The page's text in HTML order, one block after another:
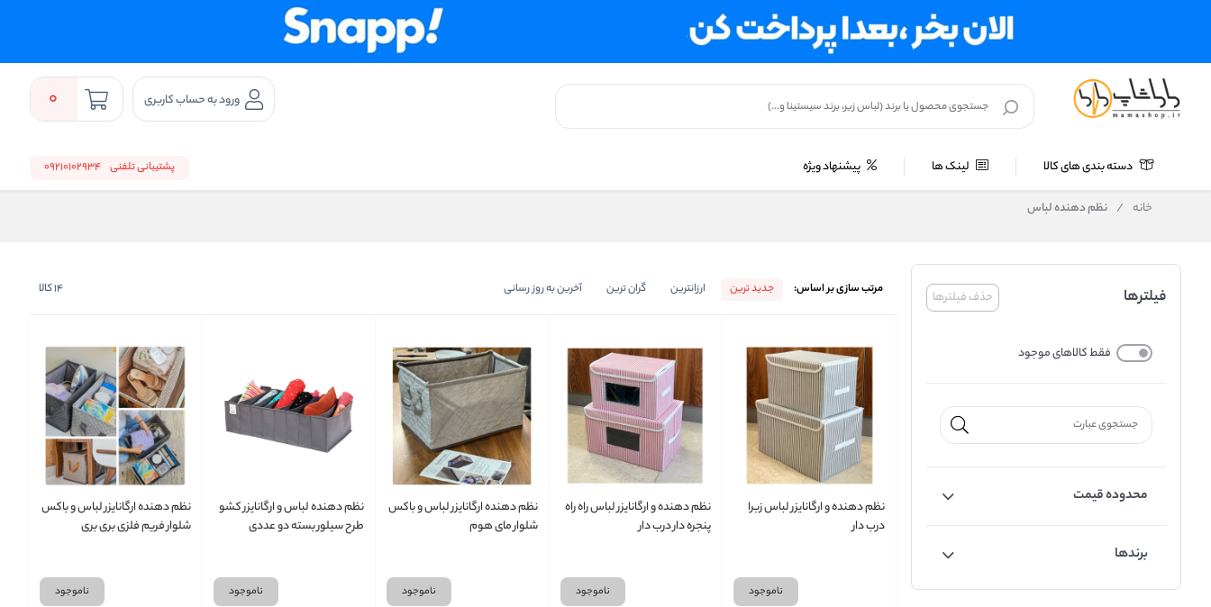
ورود به حساب کاربری 0
دسته بندی های کالا لینک ها پیشنهاد ویژه پشتیبانی تلفنی 09210102934
خانه / نظم دهنده لباس
حذف فیلترها فیلترها
فقط کالاهای موجود
محدوده قیمت
برندها
مرتب سازی بر اساس: جدید ترین ارزانترین گران ترین آخرین به روز رسانی 14کالا
نظم دهنده و ارگانایزر لباس زبرا
درب دار
ناموجود
نظم دهنده و ارگانایزر لباس راه راه
پنجره دار درب دار
ناموجود
نظم دهنده ارگانایزر لباس و باکس
شلوار مای هوم
ناموجود
نظم دهنده لباس و ارگانایزر کشو
طرح سیلور بسته دو عددی
ناموجود
نظم دهنده ارگانایزر لباس و باکس
شلوار فریم فلزی بری بری
ناموجود